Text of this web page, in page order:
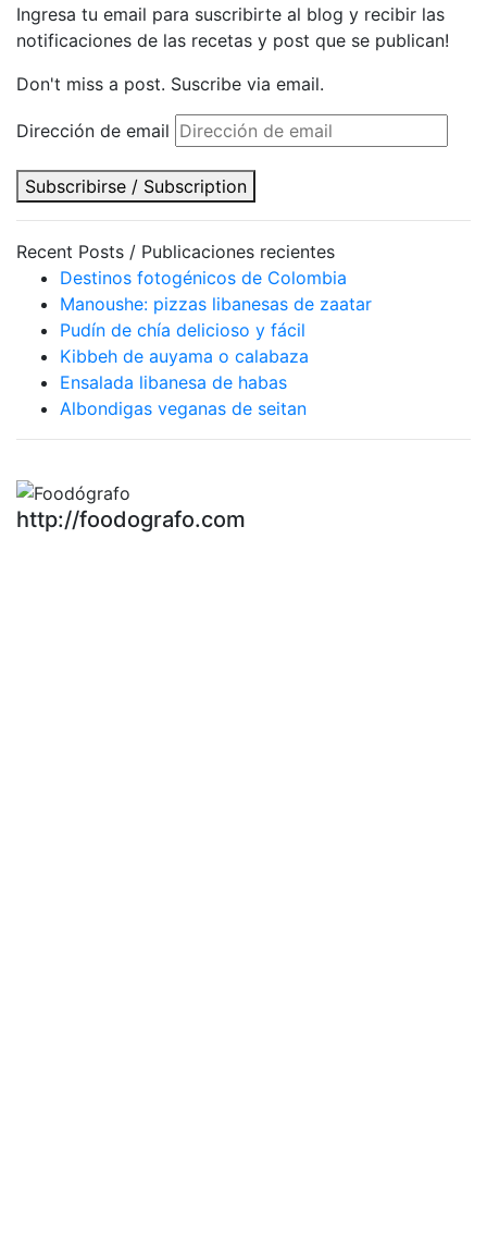
Ingresa tu email para suscribirte al blog y recibir las
notificaciones de las recetas y post que se publican!
Don't miss a post. Suscribe via email.
Dirección de email
Subscribirse / Subscription
Recent Posts / Publicaciones recientes
Destinos fotogénicos de Colombia
Manoushe: pizzas libanesas de zaatar
Pudín de chía delicioso y fácil
Kibbeh de auyama o calabaza
Ensalada libanesa de habas
Albondigas veganas de seitan
http://foodografo.com